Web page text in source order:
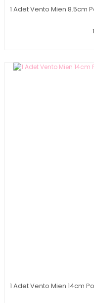
1 Adet Vento Mien 8.5cm
1 Adet Vento Mien 14cm